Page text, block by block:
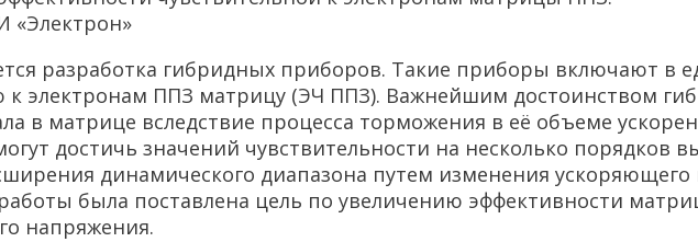
«Электрон»
разработка гибридных приборов. Такие приборы включают в
к электронам ППЗ матрицу (ЭЧ ППЗ). Важнейшим достоинством
в матрице вследствие процесса торможения в её объеме
достичь значений чувствительности на несколько порядков
динамического диапазона путем изменения
была поставлена цель по увеличению эффективности
напряжения.